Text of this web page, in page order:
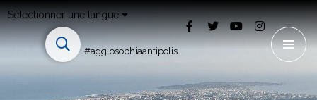
Sélectionner une langue
#agglosophiaantipolis